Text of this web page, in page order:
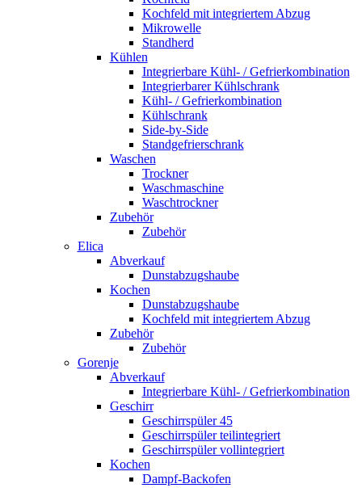
Kochfeld mit integriertem Abzug
Mikrowelle
Standherd
Kühlen
Integrierbare Kühl- / Gefrierkombination
Integrierbarer Kühlschrank
Kühl- / Gefrierkombination
Kühlschrank
Side-by-Side
Standgefrierschrank
Waschen
Trockner
Waschmaschine
Waschtrockner
Zubehör
Zubehör
Elica
Abverkauf
Dunstabzugshaube
Kochen
Dunstabzugshaube
Kochfeld mit integriertem Abzug
Zubehör
Zubehör
Gorenje
Abverkauf
Integrierbare Kühl- / Gefrierkombination
Geschirr
Geschirrspüler 45
Geschirrspüler teilintegriert
Geschirrspüler vollintegriert
Kochen
Dampf-Backofen